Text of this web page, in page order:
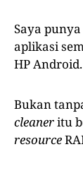
Saya
aplikasi
HP Android.
Bukan
cleaneritu
resource